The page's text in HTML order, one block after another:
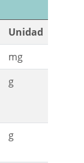
Unidad
mg
g
g